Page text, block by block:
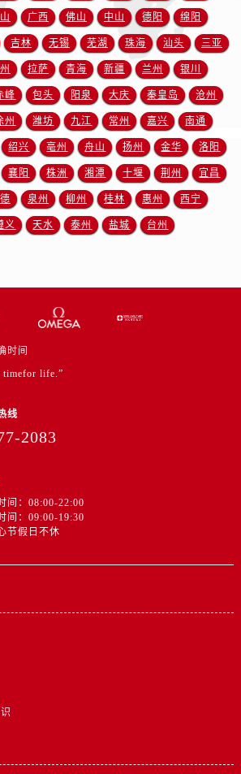
江苏省常州市新北区龙锦路1590号现代传媒中心5号楼10层1008室欧米茄售后服务中心（需提前预约）
江苏省淮安市清江浦区淮海北路欧米茄售后服务中心（需提前预约）
江苏省连云港市海州区通灌北路欧米茄售后服务中心（需提前预约）
江苏省南京市秦淮区中山南路1号南京中心22层22-C1-C3室欧米茄售后服务中心（需提前预约）
江苏省宿迁市宿城区西湖路欧米茄售后服务中心（需提前预约）
江苏省泰州市海陵区永定东路399号置地商务中心东塔（华润万象城）17层1706室欧米茄售后服务中心（需提前预约）
江苏省徐州市鼓楼区淮海东路29号苏宁广场IFC国际金融中心35层3508室欧米茄售后服务中心（需提前预约）
江苏省盐城市盐都区世纪大道5号盐城金融城写字楼1号楼16层1604室欧米茄售后服务中心（需提前预约）
江苏省扬州市邗江区国展路29号星耀天地写字楼1号楼18层1803室欧米茄售后服务中心（需提前预约）
江苏省镇江市京口区中山东路欧米茄售后服务中心（需提前预约）
广西 佛山 中山 德阳 绵阳
吉林 无锡 芜湖 珠海 汕头 三亚
拉萨 青海 新疆 兰州 银川
峰 包头 阳泉 大庆 秦皇岛 沧州
州 潍坊 九江 常州 嘉兴 南通
绍兴 亳州 舟山 扬州 金华 洛阳
襄阳 株洲 湘潭 十堰 荆州 宜昌
泉州 柳州 桂林 惠州 西宁
义 天水 泰州 盐城 台州
时间
life.”
线
2083
间：08:00-22:00
间：09:00-19:30
节假日不休